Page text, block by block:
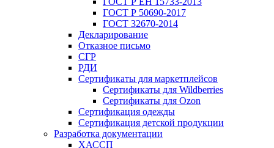
ГОСТ Р 50690-2017
ГОСТ 32670-2014
Декларирование
Отказное письмо
СГР
РДИ
Сертификаты для маркетплейсов
Сертификаты для Wildberries
Сертификаты для Ozon
Сертификация одежды
Сертификация детской продукции
Разработка документации
ХАССП